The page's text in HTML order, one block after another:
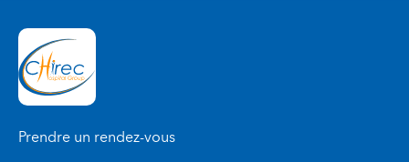
Prendre un rendez-vous